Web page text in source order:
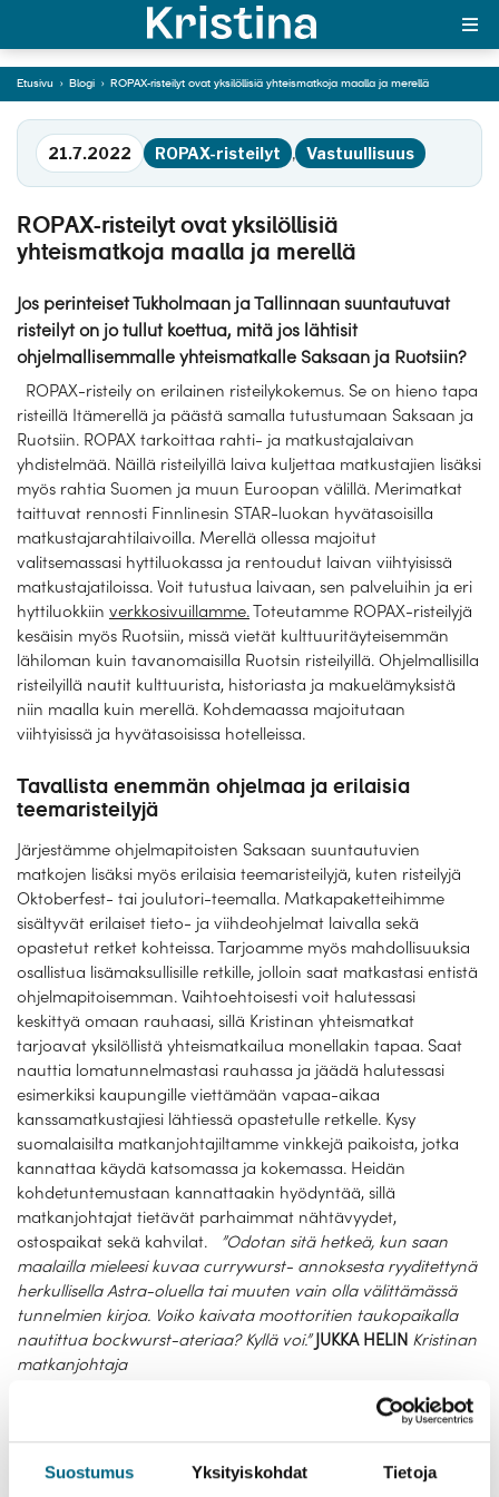
Suostumus Yksityiskohdat Tietoja
MAJAKKA-portaali
Yksin matkalle?
OTA YHTEYTTÄ
Kohteet
Matkatyypit
Matkakalenteri
Laivat
Hyvä tietää
Meistä
yhteismatkoja maalla
ja merellä
Siirry tekstiin
Etusivu › Blogi › ROPAX-risteilyt ovat yksilöllisiä yhteismatkoja maalla ja merellä
21.7.2022 ROPAX-risteilyt , Vastuullisuus
ROPAX-risteilyt ovat yksilöllisiä
yhteismatkoja maalla ja merellä
Jos perinteiset Tukholmaan ja Tallinnaan suuntautuvat
risteilyt on jo tullut koettua, mitä jos lähtisit
ohjelmallisemmalle yhteismatkalle Saksaan ja Ruotsiin?
ROPAX-risteily on erilainen risteilykokemus. Se on hieno tapa
risteillä Itämerellä ja päästä samalla tutustumaan Saksaan ja
Ruotsiin. ROPAX tarkoittaa rahti- ja matkustajalaivan
yhdistelmää. Näillä risteilyillä laiva kuljettaa matkustajien lisäksi
myös rahtia Suomen ja muun Euroopan välillä. Merimatkat
taittuvat rennosti Finnlinesin STAR-luokan hyvätasoisilla
matkustajarahtilaivoilla. Merellä ollessa majoitut
valitsemassasi hyttiluokassa ja rentoudut laivan viihtyisissä
matkustajatiloissa. Voit tutustua laivaan, sen palveluihin ja eri
hyttiluokkiin verkkosivuillamme.Toteutamme ROPAX-risteilyjä
kesäisin myös Ruotsiin, missä vietät kulttuuritäyteisemmän
lähiloman kuin tavanomaisilla Ruotsin risteilyillä. Ohjelmallisilla
risteilyillä nautit kulttuurista, historiasta ja makuelämyksistä
niin maalla kuin merellä. Kohdemaassa majoitutaan
viihtyisissä ja hyvätasoisissa hotelleissa.
Tavallista enemmän ohjelmaa ja erilaisia
teemaristeilyjä
Järjestämme ohjelmapitoisten Saksaan suuntautuvien
matkojen lisäksi myös erilaisia teemaristeilyjä, kuten risteilyjä
Oktoberfest- tai joulutori-teemalla. Matkapaketteihimme
sisältyvät erilaiset tieto- ja viihdeohjelmat laivalla sekä
opastetut retket kohteissa. Tarjoamme myös mahdollisuuksia
osallistua lisämaksullisille retkille, jolloin saat matkastasi entistä
ohjelmapitoisemman. Vaihtoehtoisesti voit halutessasi
keskittyä omaan rauhaasi, sillä Kristinan yhteismatkat
tarjoavat yksilöllistä yhteismatkailua monellakin tapaa. Saat
nauttia lomatunnelmastasi rauhassa ja jäädä halutessasi
esimerkiksi kaupungille viettämään vapaa-aikaa
kanssamatkustajiesi lähtiessä opastetulle retkelle. Kysy
suomalaisilta matkanjohtajiltamme vinkkejä paikoista, jotka
kannattaa käydä katsomassa ja kokemassa. Heidän
kohdetuntemustaan kannattaakin hyödyntää, sillä
matkanjohtajat tietävät parhaimmat nähtävyydet,
ostospaikat sekä kahvilat.
”Odotan sitä hetkeä, kun saan
maalailla mieleesi kuvaa currywurst- annoksesta ryyditettynä
herkullisella Astra-oluella tai muuten vain olla välittämässä
tunnelmien kirjoa. Voiko kaivata moottoritien taukopaikalla
nautittua bockwurst-ateriaa? Kyllä voi.” JUKKA HELIN Kristinan
matkanjohtaja
Puolestasi kompensoitua, pienemmän
hiilijalanjäljen matkailua
Helsingistä tai Naantalista lähtevälle ROPAX-risteilymatkalle